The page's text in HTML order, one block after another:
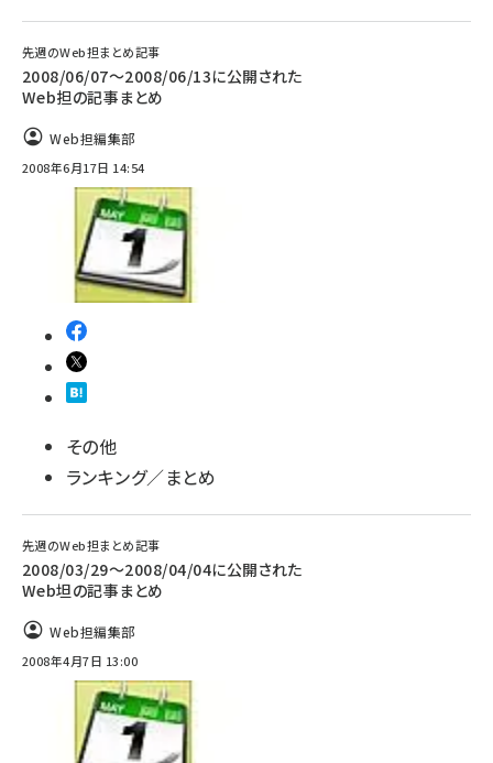
先週のWeb担まとめ記事
2008/06/07～2008/06/13に公開された
Web担の記事まとめ
Web担編集部
2008年6月17日 14:54
その他
ランキング／まとめ
先週のWeb担まとめ記事
2008/03/29〜2008/04/04に公開された
Web坦の記事まとめ
Web担編集部
2008年4月7日 13:00